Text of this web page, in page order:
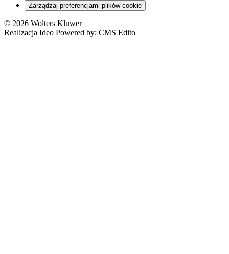
Zarządzaj preferencjami plików cookie
© 2026 Wolters Kluwer
Realizacja Ideo Powered by: CMS Edito